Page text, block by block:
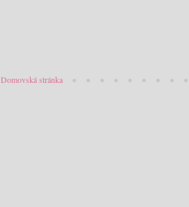
Domovská stránka